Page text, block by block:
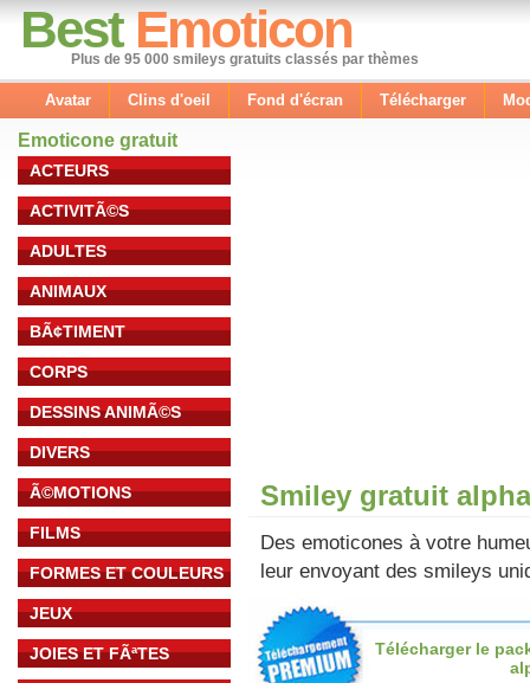
Best Emoticon
Plus de 95 000 smileys gratuits classés par thèmes
Avatar Clins d'oeil Fond d'écran Télécharger
Emoticone gratuit
ACTEURS
ACTIVITÃ©S
ADULTES
ANIMAUX
BÃ¢TIMENT
CORPS
DESSINS ANIMÃ©S
DIVERS
Ã©MOTIONS
FILMS
FORMES ET COULEURS
JEUX
JOIES ET FÃªTES
Smiley gratuit
Des emoticones à votre
leur envoyant des smileys
Télécharger le